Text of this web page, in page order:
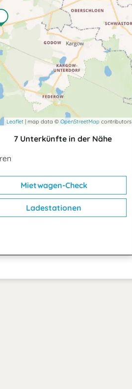
Leaflet | map data © OpenStreetMap contributors
7 Unterkünfte in der Nähe
Mietwagen-Check
Ladestationen